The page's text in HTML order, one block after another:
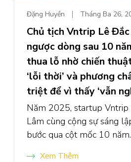
Đặng Huyền Tháng Ba 26,
Chủ tịch Vntrip Lê
ngược dòng sau 10
thua lỗ nhờ chiến
‘lỗi thời’ và phương
triệt để vì thấy ‘vẫn
Năm 2025, startup Vntrip
Lâm cùng cộng sự sáng
bước qua cột mốc 10
Xem Thêm